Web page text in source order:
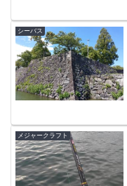
シーバス
メジャークラフト